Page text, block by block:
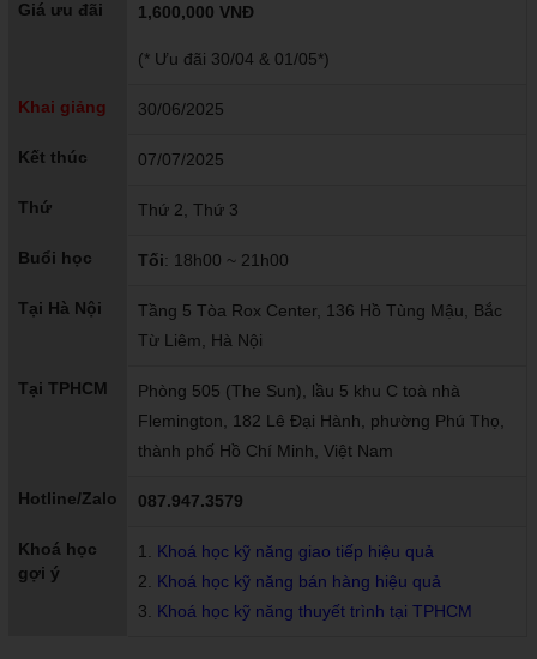
Giá ưu đãi 1,600,000 VNĐ
(* Ưu đãi 30/04 & 01/05*)
Khai giảng 30/06/2025
Kết thúc 07/07/2025
Thứ Thứ 2, Thứ 3
Buổi học Tối: 18h00 ~ 21h00
Tại Hà Nội
Tầng 5 Tòa Rox Center, 136 Hồ Tùng Mậu, Bắc
Từ Liêm, Hà Nội
Tại TPHCM
Phòng 505 (The Sun), lầu 5 khu C toà nhà
Flemington, 182 Lê Đại Hành, phường Phú Thọ,
thành phố Hồ Chí Minh, Việt Nam
Hotline/Zalo 087.947.3579
Khoá học
gợi ý
1. Khoá học kỹ năng giao tiếp hiệu quả
2. Khoá học kỹ năng bán hàng hiệu quả
3. Khoá học kỹ năng thuyết trình tại TPHCM